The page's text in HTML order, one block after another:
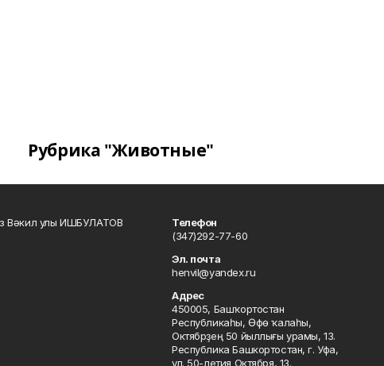
Рубрика "Животные"
Вәкил улы ИШБУЛАТОВ
Телефон
(347)292-77-60
Эл. почта
henvil@yandex.ru
Адрес
450005, Башҡортостан
Республикаһы, Өфө ҡалаһы,
Октябрҙең 50 йыллығы урамы, 13.
Республика Башкортостан, г. Уфа,
ул. 50-летия Октября, 13.